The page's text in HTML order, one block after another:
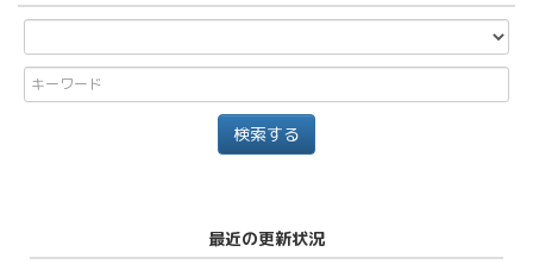
最近の更新状況